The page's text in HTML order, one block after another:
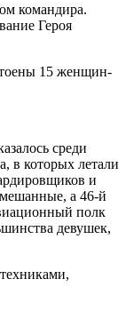
командира.
Героя
15 женщин-
среди
в которых летали
и
а 46-й
полк
девушек,